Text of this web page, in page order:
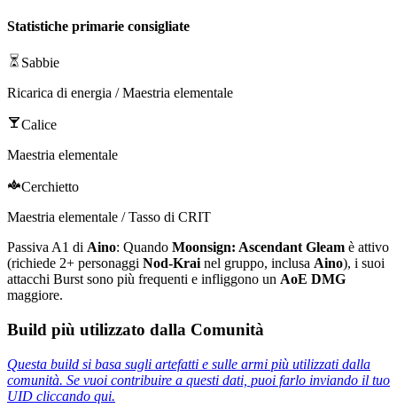
Statistiche primarie consigliate
Sabbie
Ricarica di energia / Maestria elementale
Calice
Maestria elementale
Cerchietto
Maestria elementale / Tasso di CRIT
Passiva A1 di Aino: Quando Moonsign: Ascendant Gleam è attivo
(richiede 2+ personaggi Nod-Krai nel gruppo, inclusa Aino), i suoi
attacchi Burst sono più frequenti e infliggono un AoE DMG
maggiore.
Build più utilizzato dalla Comunità
Questa build si basa sugli artefatti e sulle armi più utilizzati dalla
comunità. Se vuoi contribuire a questi dati, puoi farlo inviando il tuo
UID cliccando qui.